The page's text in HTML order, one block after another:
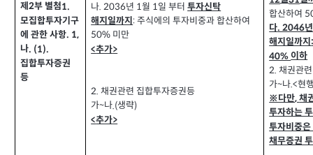
제2부 별첨1.
모집합투자기구
에 관한 사항. 1,
나. (1).
집합투자증권
등
나. 2036년 1월 1일 부터투자신탁
해지일까지 :주식에의 투자비중과 합산하여
50% 미만
<추가>
2.채권관련 집합투자증권등
가~나.(생략)
<추가>
합산하여
다. 2046년
해지일까지
40% 이하
2.채권관
가~나.<현
※다만,채
투자하는
투자비중
채무증권